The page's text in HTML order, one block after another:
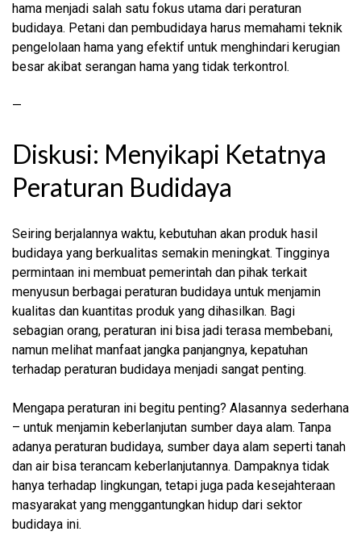
hama menjadi salah satu fokus utama dari peraturan
budidaya. Petani dan pembudidaya harus memahami teknik
pengelolaan hama yang efektif untuk menghindari kerugian
besar akibat serangan hama yang tidak terkontrol.
—
Diskusi: Menyikapi Ketatnya
Peraturan Budidaya
Seiring berjalannya waktu, kebutuhan akan produk hasil
budidaya yang berkualitas semakin meningkat. Tingginya
permintaan ini membuat pemerintah dan pihak terkait
menyusun berbagai peraturan budidaya untuk menjamin
kualitas dan kuantitas produk yang dihasilkan. Bagi
sebagian orang, peraturan ini bisa jadi terasa membebani,
namun melihat manfaat jangka panjangnya, kepatuhan
terhadap peraturan budidaya menjadi sangat penting.
Mengapa peraturan ini begitu penting? Alasannya sederhana
– untuk menjamin keberlanjutan sumber daya alam. Tanpa
adanya peraturan budidaya, sumber daya alam seperti tanah
dan air bisa terancam keberlanjutannya. Dampaknya tidak
hanya terhadap lingkungan, tetapi juga pada kesejahteraan
masyarakat yang menggantungkan hidup dari sektor
budidaya ini.